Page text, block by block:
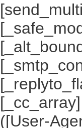
([User-